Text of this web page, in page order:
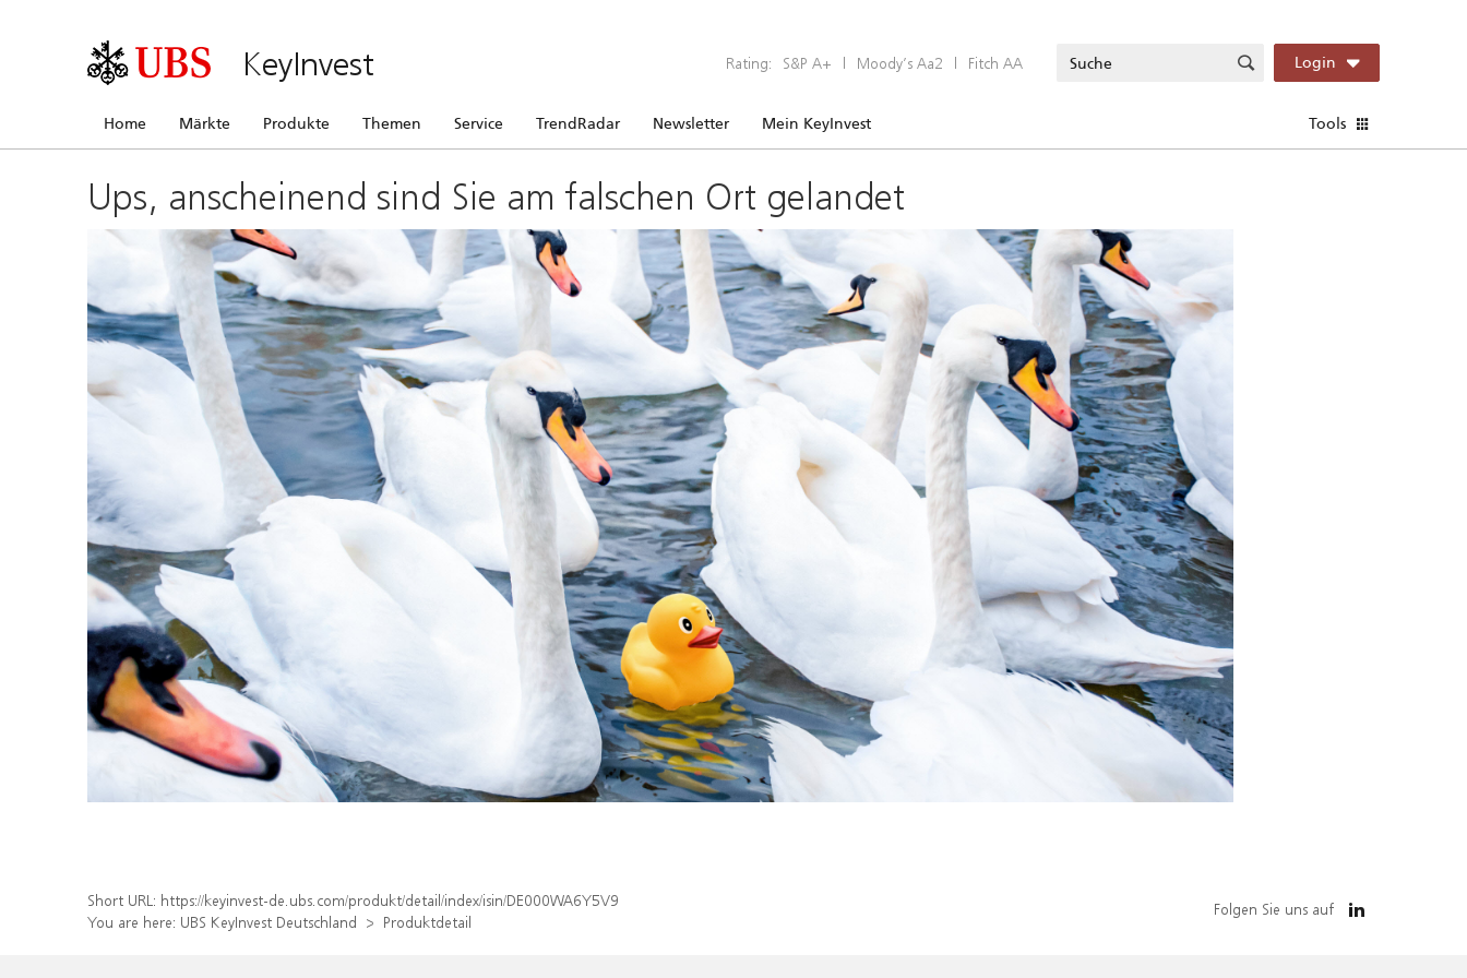
KeyInvest Rating: S&P A+ | Moody’s Aa2 | Fitch AA Login
Home Märkte Produkte Themen Service TrendRadar Newsletter Mein KeyInvest Tools
Ups, anscheinend sind Sie am falschen Ort gelandet
Short URL: https://keyinvest-de.ubs.com/produkt/detail/index/isin/DE000WA6Y5V9
You are here: UBS KeyInvest Deutschland Produktdetail
Folgen Sie uns auf